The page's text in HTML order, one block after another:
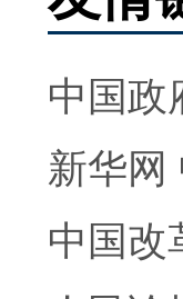
中国政
新华网
中国改